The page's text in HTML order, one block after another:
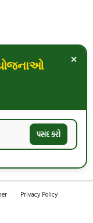
×
પસંદ કરો
Privacy Policy